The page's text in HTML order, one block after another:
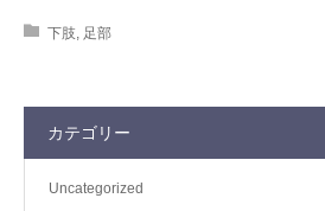
下肢, 足部
カテゴリー
Uncategorized